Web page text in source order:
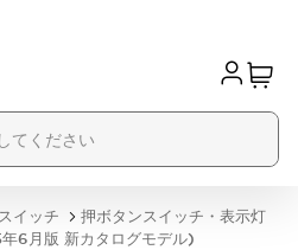
スイッチ
押ボタンスイッチ・表示灯
6月版 新カタログモデル)